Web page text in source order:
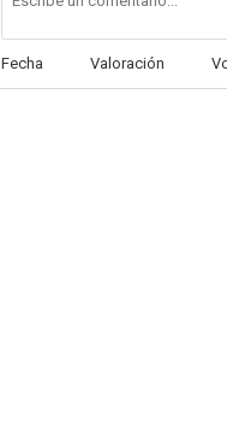
7.8
Fecha Valoración